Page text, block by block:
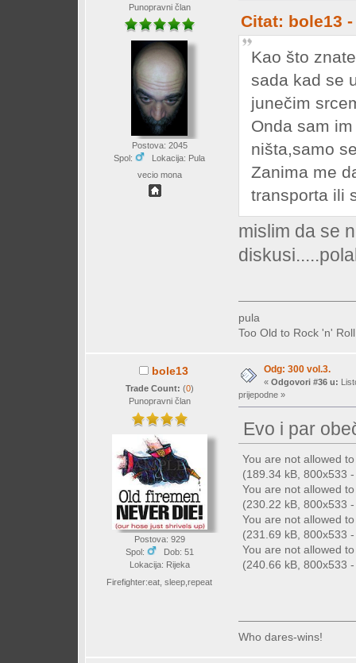
Punopravni član
Postova: 2045
Spol:
Lokacija: Pula
vecio mona
Citat: bole13
Kao što
sada kad se
junečim
Onda sam
ništa,samo
Zanima me
transporta ili
mislim da se
pula
Too Old to Rock 'n'
bole13
Trade Count: (0)
Punopravni član
Postova: 929
Spol:
Dob: 51
Lokacija: Rijeka
Firefighter:eat, sleep,repeat
Odg: 300 vol.3.
« Odgovori #36 u:
prijepodne »
Evo i par
You are not allowed
(189.34 kB, 800x533
You are not allowed
(230.22 kB, 800x533
You are not allowed
(231.69 kB, 800x533
You are not allowed
(240.66 kB, 800x533
Who dares-wins!